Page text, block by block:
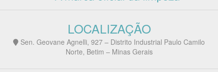
LOCALIZAÇÃO
Sen. Geovane Agnelli, 927 – Distrito Industrial Paulo Camilo
Norte, Betim – Minas Gerais